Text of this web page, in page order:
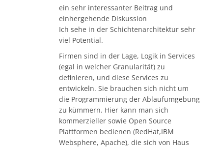
ein sehr interessanter Beitrag und
einhergehende Diskussion
Ich sehe in der Schichtenarchitektur sehr
viel Potential.
Firmen sind in der Lage, Logik in Services
(egal in welcher Granularität) zu
definieren, und diese Services zu
entwickeln. Sie brauchen sich nicht um
die Programmierung der Ablaufumgebung
zu kümmern. Hier kann man sich
kommerzieller sowie Open Source
Plattformen bedienen (RedHat,IBM
Websphere, Apache), die sich von Haus